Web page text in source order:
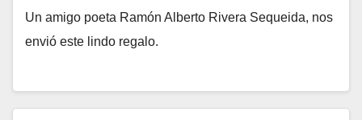
Un amigo poeta Ramón Alberto Rivera Sequeida, nos
envió este lindo regalo.